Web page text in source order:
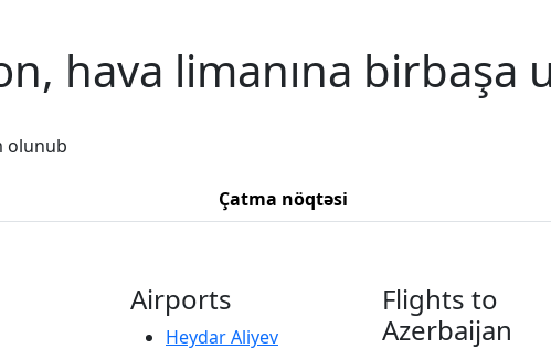
hava limanına birbaşa
olunub
Çatma nöqtəsi
Airports
Heydar Aliyev
Flights to
Azerbaijan